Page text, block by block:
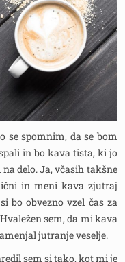
se spomnim, da se bom
in bo kava tista, ki jo
delo. Ja, včasih takšne
in meni kava zjutraj
bo obvezno vzel čas za
sem, da mi kava
jutranje veselje.
sem si tako, kot mi je